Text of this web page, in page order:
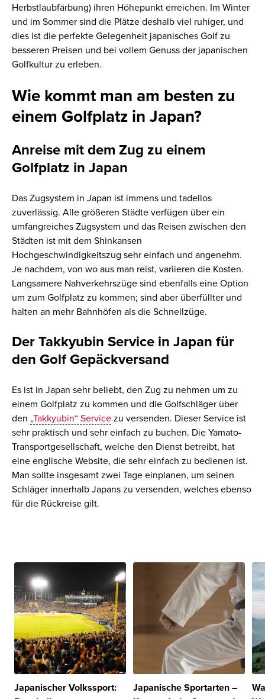
Herbstlaubfärbung) ihren Höhepunkt erreichen. Im Winter
und im Sommer sind die Plätze deshalb viel ruhiger, und
dies ist die perfekte Gelegenheit japanisches Golf zu
besseren Preisen und bei vollem Genuss der japanischen
Golfkultur zu erleben.
Wie kommt man am besten zu
einem Golfplatz in Japan?
Anreise mit dem Zug zu einem
Golfplatz in Japan
Das Zugsystem in Japan ist immens und tadellos
zuverlässig. Alle größeren Städte verfügen über ein
umfangreiches Zugsystem und das Reisen zwischen den
Städten ist mit dem Shinkansen
Hochgeschwindigkeitszug sehr einfach und angenehm.
Je nachdem, von wo aus man reist, variieren die Kosten.
Langsamere Nahverkehrszüge sind ebenfalls eine Option
um zum Golfplatz zu kommen; sind aber überfüllter und
halten an mehr Bahnhöfen als die Schnellzüge.
Der Takkyubin Service in Japan für
den Golf Gepäckversand
Es ist in Japan sehr beliebt, den Zug zu nehmen um zu
einem Golfplatz zu kommen und die Golfschläger über
den „Takkyubin“ Servicezu versenden. Dieser Service ist
sehr praktisch und sehr einfach zu buchen. Die Yamato-
Transportgesellschaft, welche den Dienst betreibt, hat
eine englische Website, die sehr einfach zu bedienen ist.
Man sollte insgesamt zwei Tage einplanen, um seinen
Schläger innerhalb Japans zu versenden, welches ebenso
für die Rückreise gilt.
Japanischer Volkssport:
Japanische Sportarten –